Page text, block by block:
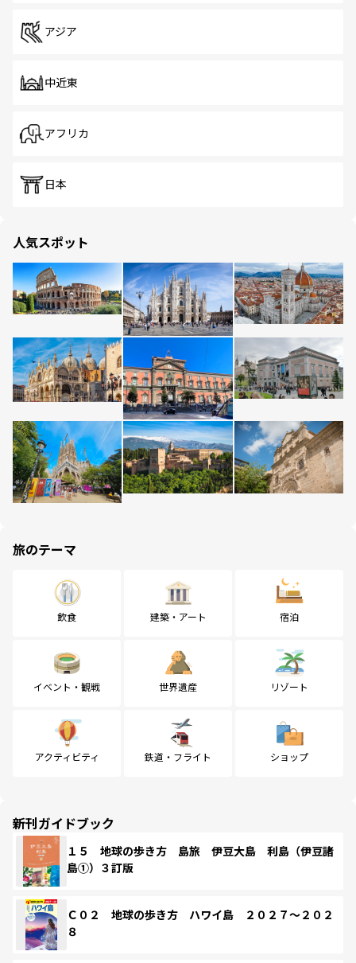
アジア
中近東
アフリカ
日本
人気スポット
旅のテーマ
飲食 建築・アート 宿泊
イベント・観戦 世界遺産 リゾート
アクティビティ 鉄道・フライト ショップ
新刊ガイドブック
１５ 地球の歩き方 島旅 伊豆大島 利島（伊豆諸
島①）３訂版
Ｃ０２ 地球の歩き方 ハワイ島 ２０２７～２０２
８